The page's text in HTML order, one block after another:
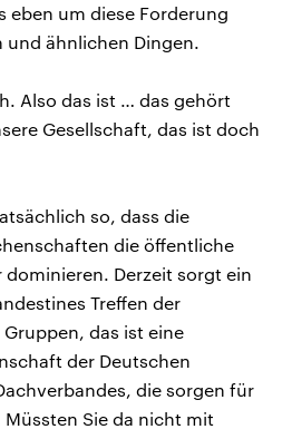
eben um diese Forderung
und ähnlichen Dingen.
Also das ist … das gehört
Gesellschaft, das ist doch
so, dass die
die öffentliche
Derzeit sorgt ein
Treffen der
das ist eine
der Deutschen
die sorgen für
Sie da nicht mit